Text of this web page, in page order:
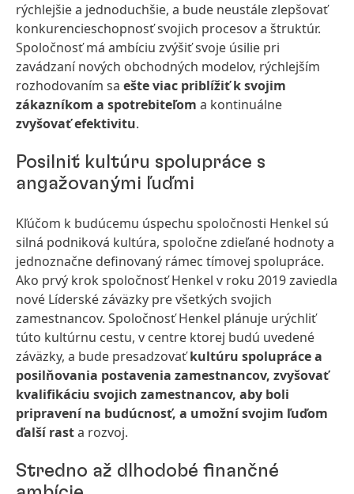
rýchlejšie a jednoduchšie, a bude neustále zlepšovať
konkurencieschopnosť svojich procesov a štruktúr.
Spoločnosť má ambíciu zvýšiť svoje úsilie pri
zavádzaní nových obchodných modelov, rýchlejším
rozhodovaním sa ešte viac priblížiť k svojim
zákazníkom a spotrebiteľom a kontinuálne
zvyšovať efektivitu.
Posilniť kultúru spolupráce s
angažovanými ľuďmi
Kľúčom k budúcemu úspechu spoločnosti Henkel sú
silná podniková kultúra, spoločne zdieľané hodnoty a
jednoznačne definovaný rámec tímovej spolupráce.
Ako prvý krok spoločnosť Henkel v roku 2019 zaviedla
nové Líderské záväzky pre všetkých svojich
zamestnancov. Spoločnosť Henkel plánuje urýchliť
túto kultúrnu cestu, v centre ktorej budú uvedené
záväzky, a bude presadzovaťkultúru spolupráce a
posilňovania postavenia zamestnancov, zvyšovať
kvalifikáciu svojich zamestnancov, aby boli
pripravení na budúcnosť, a umožní svojim ľuďom
ďalší rasta rozvoj.
Stredno až dlhodobé finančné